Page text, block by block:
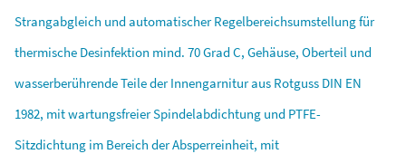
Strangabgleich undautomatischerRegelbereichsumstellungfür
thermische Desinfektion mind. 70GradC, Gehäuse, Oberteil und
wasserberührendeTeilederInnengarnituraus Rotguss DIN EN
1982, mitwartungsfreierSpindelabdichtung und PTFE-
Sitzdichtung im Bereich derAbsperreinheit, mit